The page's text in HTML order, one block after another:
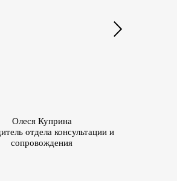
Олеся Куприна
отдела консультации и
сопровождения